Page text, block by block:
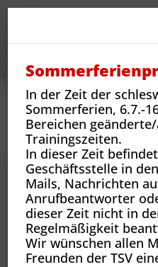
Neues
Vereins-News
Silber und Bronze für
In der Zeit der
Sommerferien, 6.7.-
Bereichen
Trainingszeiten.
In dieser Zeit
Geschäftsstelle in
Mails, Nachrichten
Anrufbeantworter
dieser Zeit nicht in
Regelmäßigkeit
Wir wünschen allen
Freunden der TSV